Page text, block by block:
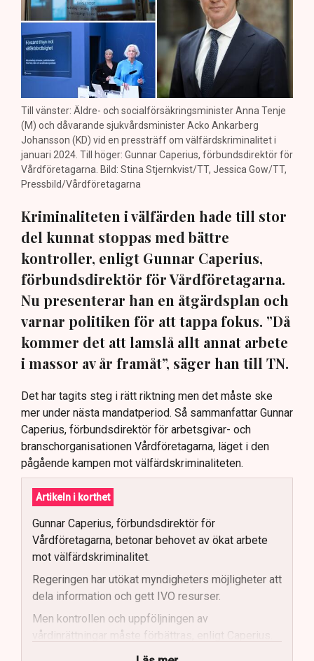
Till vänster: Äldre- och socialförsäkringsminister Anna Tenje
(M) och dåvarande sjukvårdsminister Acko Ankarberg
Johansson (KD) vid en pressträff om välfärdskriminalitet i
januari 2024. Till höger: Gunnar Caperius, förbundsdirektör för
Vårdföretagarna. Bild: Stina Stjernkvist/TT, Jessica Gow/TT,
Pressbild/Vårdföretagarna
Kriminaliteten i välfärden hade till stor
del kunnat stoppas med bättre
kontroller, enligt Gunnar Caperius,
förbundsdirektör för Vårdföretagarna.
Nu presenterar han en åtgärdsplan och
varnar politiken för att tappa fokus. ”Då
kommer det att lamslå allt annat arbete
i massor av år framåt”, säger han till TN.
Det har tagits steg i rätt riktning men det måste ske
mer under nästa mandatperiod. Så sammanfattar Gunnar
Caperius, förbundsdirektör för arbetsgivar- och
branschorganisationen Vårdföretagarna, läget i den
pågående kampen mot välfärdskriminaliteten.
Artikeln i korthet
Gunnar Caperius, förbundsdirektör för
Vårdföretagarna, betonar behovet av ökat arbete
mot välfärdskriminalitet.
Regeringen har utökat myndigheters möjligheter att
dela information och gett IVO resurser.
Men kontrollen och uppföljningen av
vårdinrättningar måste förbättras, enligt Caperius.
Vårdföretagarna vill se skärpta